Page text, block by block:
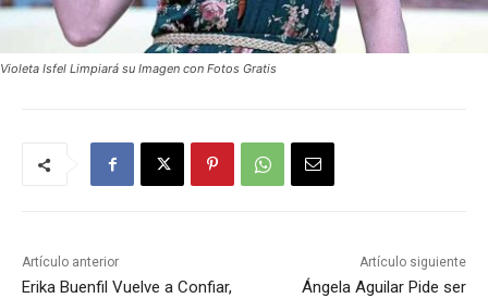
Violeta Isfel Limpiará su Imagen con Fotos Gratis
Artículo anterior
Erika Buenfil Vuelve a Confiar,
Artículo siguiente
Ángela Aguilar Pide ser